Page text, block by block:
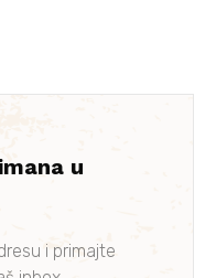
u
i primajte